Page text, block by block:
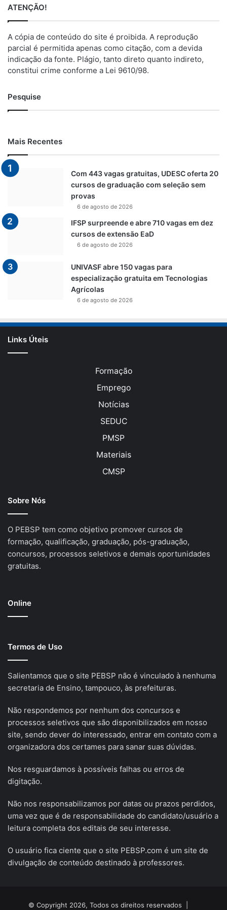
ATENÇÃO!
A cópia de conteúdo do site é proibida. A reprodução
parcial é permitida apenas como citação, com a devida
indicação da fonte. Plágio, tanto direto quanto indireto,
constitui crime conforme a Lei 9610/98.
Pesquise
Mais Recentes
Com 443 vagas gratuitas, UDESC oferta 20
cursos de graduação com seleção sem
provas
6 de agosto de 2026
IFSP surpreende e abre 710 vagas em dez
cursos de extensão EaD
6 de agosto de 2026
UNIVASF abre 150 vagas para
especialização gratuita em Tecnologias
Agrícolas
6 de agosto de 2026
Links Úteis
Formação
Emprego
Notícias
SEDUC
PMSP
Materiais
CMSP
Sobre Nós
O PEBSP tem como objetivo promover cursos de
formação, qualificação, graduação, pós-graduação,
concursos, processos seletivos e demais oportunidades
gratuitas.
Online
Termos de Uso
Salientamos que o site PEBSP não é vinculado à nenhuma
secretaria de Ensino, tampouco, às prefeituras.
Não respondemos por nenhum dos concursos e
processos seletivos que são disponibilizados em nosso
site, sendo dever do interessado, entrar em contato com a
organizadora dos certames para sanar suas dúvidas.
Nos resguardamos à possíveis falhas ou erros de
digitação.
Não nos responsabilizamos por datas ou prazos perdidos,
uma vez que é de responsabilidade do candidato/usuário a
leitura completa dos editais de seu interesse.
O usuário fica ciente que o site PEBSP.com é um site de
divulgação de conteúdo destinado à professores.
© Copyright 2026, Todos os direitos reservados |